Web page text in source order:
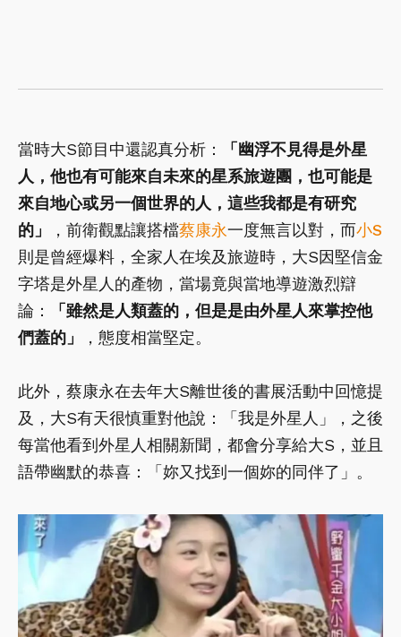
當時大S節目中還認真分析：
「幽浮不見得是外星
人，他也有可能來自未來的星系旅遊團，也可能是
來自地心或另一個世界的人，這些我都是有研究
的」
，前衛觀點讓搭檔蔡康永一度無言以對，而小S
則是曾經爆料，全家人在埃及旅遊時，大S因堅信金
字塔是外星人的產物，當場竟與當地導遊激烈辯
論：
「雖然是人類蓋的，但是是由外星人來掌控他
們蓋的」
，態度相當堅定。
此外，蔡康永在去年大S離世後的書展活動中回憶提
及，大S有天很慎重對他說：「我是外星人」，之後
每當他看到外星人相關新聞，都會分享給大S，並且
語帶幽默的恭喜：「妳又找到一個妳的同伴了」。